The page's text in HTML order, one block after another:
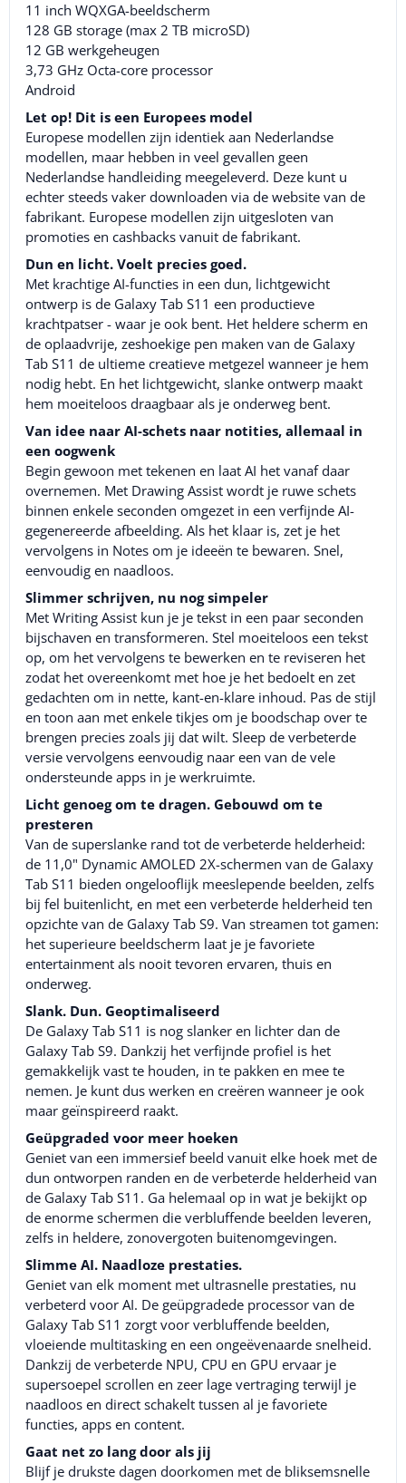
11 inch WQXGA-beeldscherm
128 GB storage (max 2 TB microSD)
12 GB werkgeheugen
3,73 GHz Octa-core processor
Android
Let op! Dit is een Europees model
Europese modellen zijn identiek aan Nederlandse
modellen, maar hebben in veel gevallen geen
Nederlandse handleiding meegeleverd. Deze kunt u
echter steeds vaker downloaden via de website van de
fabrikant. Europese modellen zijn uitgesloten van
promoties en cashbacks vanuit de fabrikant.
Dun en licht. Voelt precies goed.
Met krachtige AI-functies in een dun, lichtgewicht
ontwerp is de Galaxy Tab S11 een productieve
krachtpatser - waar je ook bent. Het heldere scherm en
de oplaadvrije, zeshoekige pen maken van de Galaxy
Tab S11 de ultieme creatieve metgezel wanneer je hem
nodig hebt. En het lichtgewicht, slanke ontwerp maakt
hem moeiteloos draagbaar als je onderweg bent.
Van idee naar AI-schets naar notities, allemaal in
een oogwenk
Begin gewoon met tekenen en laat AI het vanaf daar
overnemen. Met Drawing Assist wordt je ruwe schets
binnen enkele seconden omgezet in een verfijnde AI-
gegenereerde afbeelding. Als het klaar is, zet je het
vervolgens in Notes om je ideeën te bewaren. Snel,
eenvoudig en naadloos.
Slimmer schrijven, nu nog simpeler
Met Writing Assist kun je je tekst in een paar seconden
bijschaven en transformeren. Stel moeiteloos een tekst
op, om het vervolgens te bewerken en te reviseren het
zodat het overeenkomt met hoe je het bedoelt en zet
gedachten om in nette, kant-en-klare inhoud. Pas de stijl
en toon aan met enkele tikjes om je boodschap over te
brengen precies zoals jij dat wilt. Sleep de verbeterde
versie vervolgens eenvoudig naar een van de vele
ondersteunde apps in je werkruimte.
Licht genoeg om te dragen. Gebouwd om te
presteren
Van de superslanke rand tot de verbeterde helderheid:
de 11,0" Dynamic AMOLED 2X-schermen van de Galaxy
Tab S11 bieden ongelooflijk meeslepende beelden, zelfs
bij fel buitenlicht, en met een verbeterde helderheid ten
opzichte van de Galaxy Tab S9. Van streamen tot gamen:
het superieure beeldscherm laat je je favoriete
entertainment als nooit tevoren ervaren, thuis en
onderweg.
Slank. Dun. Geoptimaliseerd
De Galaxy Tab S11 is nog slanker en lichter dan de
Galaxy Tab S9. Dankzij het verfijnde profiel is het
gemakkelijk vast te houden, in te pakken en mee te
nemen. Je kunt dus werken en creëren wanneer je ook
maar geïnspireerd raakt.
Geüpgraded voor meer hoeken
Geniet van een immersief beeld vanuit elke hoek met de
dun ontworpen randen en de verbeterde helderheid van
de Galaxy Tab S11. Ga helemaal op in wat je bekijkt op
de enorme schermen die verbluffende beelden leveren,
zelfs in heldere, zonovergoten buitenomgevingen.
Slimme AI. Naadloze prestaties.
Geniet van elk moment met ultrasnelle prestaties, nu
verbeterd voor AI. De geüpgradede processor van de
Galaxy Tab S11 zorgt voor verbluffende beelden,
vloeiende multitasking en een ongeëvenaarde snelheid.
Dankzij de verbeterde NPU, CPU en GPU ervaar je
supersoepel scrollen en zeer lage vertraging terwijl je
naadloos en direct schakelt tussen al je favoriete
functies, apps en content.
Gaat net zo lang door als jij
Blijf je drukste dagen doorkomen met de bliksemsnelle